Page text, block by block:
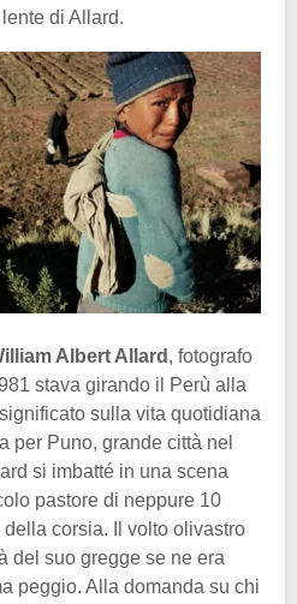
di Allard.
Albert Allard , fotografo
stava girando il Perù alla
sulla vita quotidiana
per Puno, grande città nel
si imbatté in una scena
pastore di neppure 10
corsia. Il volto olivastro
del suo gregge se ne era
peggio. Alla domanda su chi